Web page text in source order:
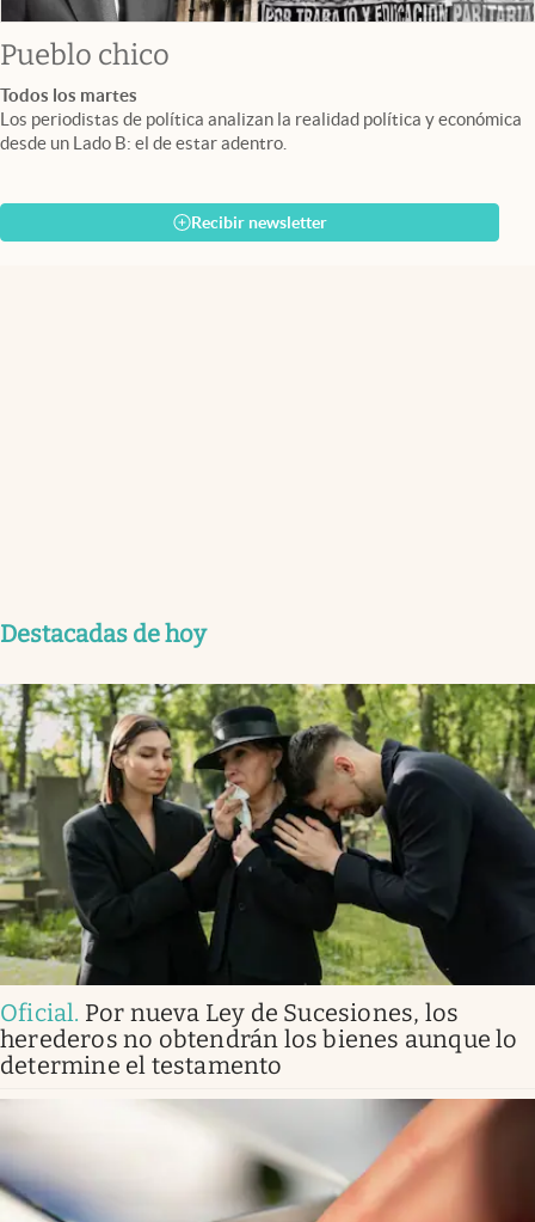
Pueblo chico
Todos los martes
Los periodistas de política analizan la realidad política y económica
desde un Lado B: el de estar adentro.
Recibir newsletter
Destacadas de hoy
Oficial. Por nueva Ley de Sucesiones, los
herederos no obtendrán los bienes aunque lo
determine el testamento